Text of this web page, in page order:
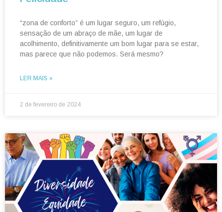
“zona de conforto” é um lugar seguro, um refúgio,
sensação de um abraço de mãe, um lugar de
acolhimento, definitivamente um bom lugar para se estar,
mas parece que não podemos. Será mesmo?
LER MAIS »
2 de fevereiro de 2024